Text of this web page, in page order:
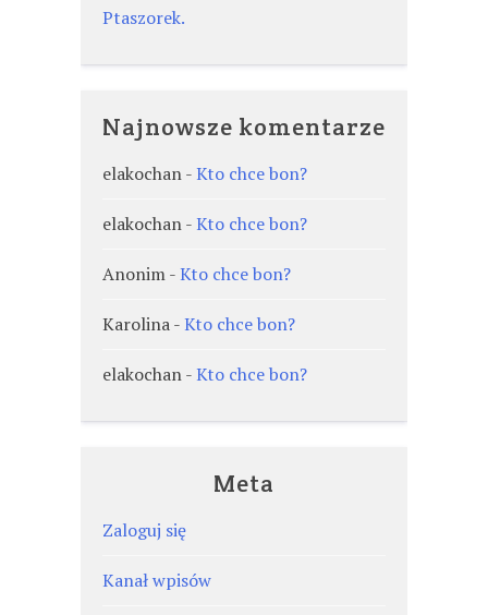
Ptaszorek.
Najnowsze komentarze
elakochan-Kto chce bon?
elakochan-Kto chce bon?
Anonim-Kto chce bon?
Karolina-Kto chce bon?
elakochan-Kto chce bon?
Meta
Zaloguj się
Kanał wpisów